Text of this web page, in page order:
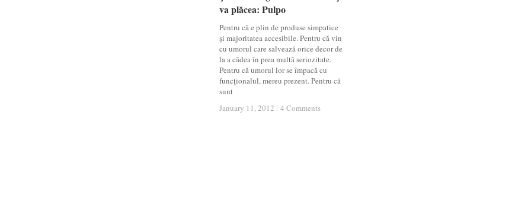
va plăcea: Pulpo
Pentru că e plin de produse simpatice
şi majoritatea accesibile. Pentru că vin
cu umorul care salvează orice decor de
la a cădea în prea multă seriozitate.
Pentru că umorul lor se împacă cu
funcţionalul, mereu prezent. Pentru că
sunt
January 11, 2012 / 4 Comments
va plăcea: Pulpo
January 11, 2012 / 4 Comments